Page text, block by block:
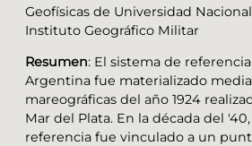
Geofísicas de Universidad
Instituto Geográfico Militar
Resumen: El sistema de
Argentina fue materializado
mareográficas del año 1924
Mar del Plata. En la década del
referencia fue vinculado a un